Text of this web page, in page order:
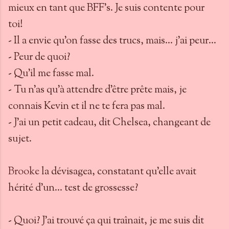
mieux en tant que BFF’s. Je suis contente pour
toi!
- Il a envie qu’on fasse des trucs, mais... j’ai peur...
- Peur de quoi?
- Qu’il me fasse mal.
- Tu n’as qu’à attendre d’être prête mais, je
connais Kevin et il ne te fera pas mal.
- J’ai un petit cadeau, dit Chelsea, changeant de
sujet.
Brookela dévisagea, constatant qu’elle avait
hérité d’un... test de grossesse?
- Quoi? J’ai trouvé ça qui traînait, je me suis dit